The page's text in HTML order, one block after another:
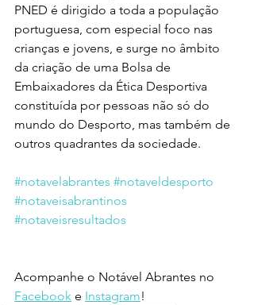
PNED é dirigido a toda a população
portuguesa, com especial foco nas
crianças e jovens, e surge no âmbito
da criação de uma Bolsa de
Embaixadores da Ética Desportiva
constituída por pessoas não só do
mundo do Desporto, mas também de
outros quadrantes da sociedade.
#notavelabrantes #notaveldesporto
#notaveisabrantinos
#notaveisresultados
Acompanhe o Notável Abrantes no
Facebook e Instagram!